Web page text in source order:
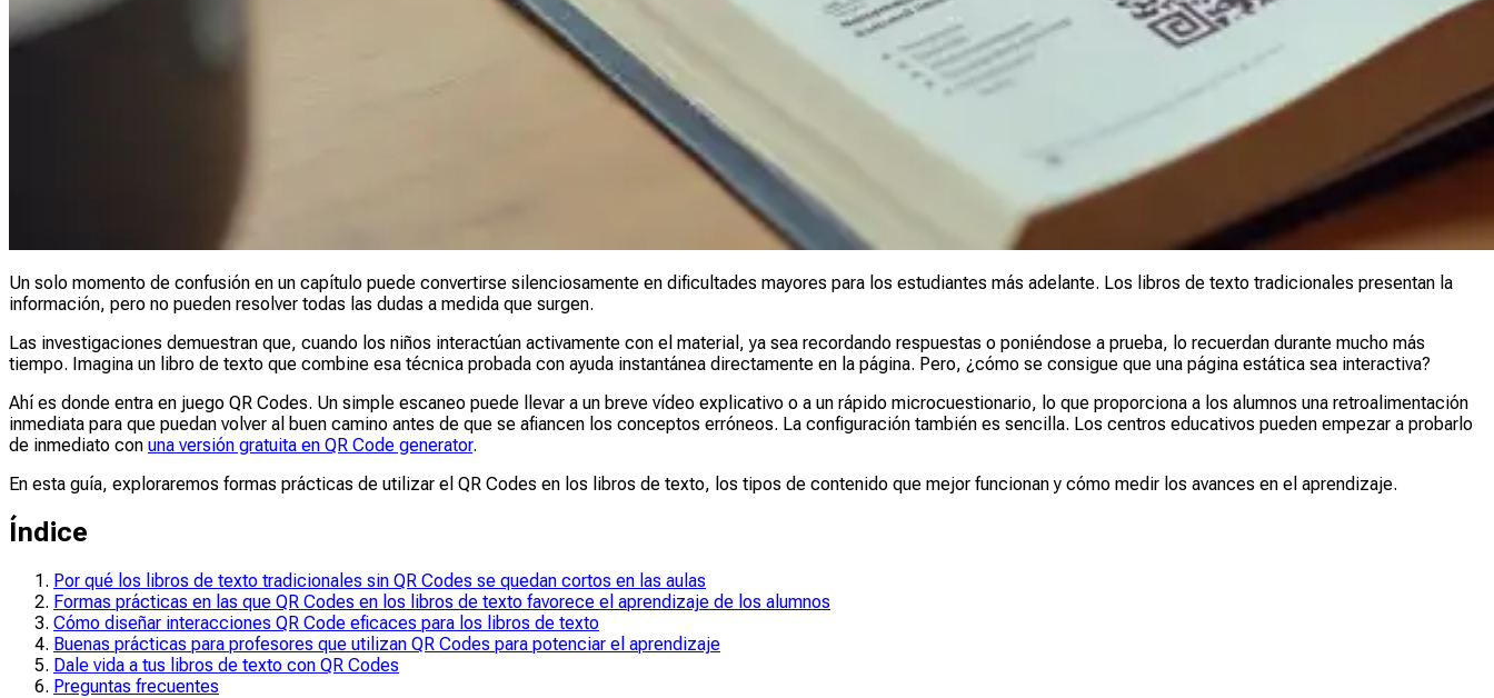
Un solo momento de confusión en un capítulo puede convertirse silenciosamente en dificultades mayores para los estudiantes más adelante. Los libros de texto tradicionales presentan la
información, pero no pueden resolver todas las dudas a medida que surgen.
Las investigaciones demuestran que, cuando los niños interactúan activamente con el material, ya sea recordando respuestas o poniéndose a prueba, lo recuerdan durante mucho más
tiempo. Imagina un libro de texto que combine esa técnica probada con ayuda instantánea directamente en la página. Pero, ¿cómo se consigue que una página estática sea interactiva?
Ahí es donde entra en juego QR Codes. Un simple escaneo puede llevar a un breve vídeo explicativo o a un rápido microcuestionario, lo que proporciona a los alumnos una retroalimentación
inmediata para que puedan volver al buen camino antes de que se afiancen los conceptos erróneos. La configuración también es sencilla. Los centros educativos pueden empezar a probarlo
de inmediato con una versión gratuita en QR Code generator.
En esta guía, exploraremos formas prácticas de utilizar el QR Codes en los libros de texto, los tipos de contenido que mejor funcionan y cómo medir los avances en el aprendizaje.
Índice
Por qué los libros de texto tradicionales sin QR Codes se quedan cortos en las aulas
Formas prácticas en las que QR Codes en los libros de texto favorece el aprendizaje de los alumnos
Cómo diseñar interacciones QR Code eficaces para los libros de texto
Buenas prácticas para profesores que utilizan QR Codes para potenciar el aprendizaje
Dale vida a tus libros de texto con QR Codes
Preguntas frecuentes